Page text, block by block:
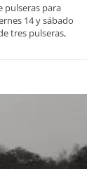
pulseras para
14 y sábado
tres pulseras,